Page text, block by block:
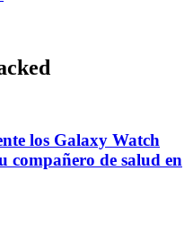
los Galaxy Watch
de salud en